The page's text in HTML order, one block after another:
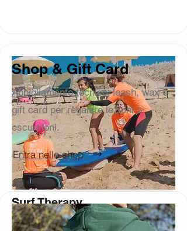
Surf Therapy
Il surf rende felici, ma è anche
Shop & Gift Card
Abbigliamento tecnico, leash, wax e
gift card per regalare lezioni o
escursioni.
Entra nello shop